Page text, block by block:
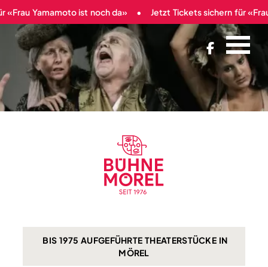
Yamamoto ist noch da» Jetzt Tickets sichern für

BIS 1975 AUFGEFÜHRTE THEATERSTÜCKE IN
MÖREL